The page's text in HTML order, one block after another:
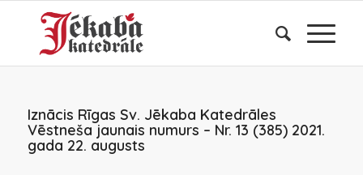
Iznācis Rīgas Sv. Jēkaba Katedrāles
Vēstneša jaunais numurs – Nr. 13 (385) 2021.
gada 22. augusts